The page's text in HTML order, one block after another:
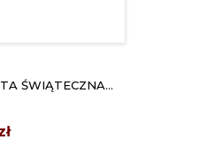
ŚWIĄTECZNA